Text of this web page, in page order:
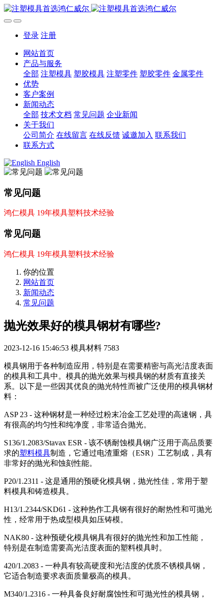
登录 注册
网站首页
产品与服务
全部 注塑模具 塑胶模具 注塑零件 塑胶零件 金属零件
优势
客户案例
新闻动态
全部 技术文档 常见问题 企业新闻
关于我们
公司简介 在线留言 在线反馈 诚邀加入 联系我们
联系方式
English
常见问题
鸿仁模具 19年模具塑料技术经验
常见问题
鸿仁模具 19年模具塑料技术经验
你的位置
网站首页
新闻动态
常见问题
抛光效果好的模具钢材有哪些?
2023-12-16 15:46:53 模具材料 7583
模具钢用于各种制造应用，特别是在需要精密与高光洁度表面
的模具和工具中。模具的抛光效果与模具钢的材质有直接关
系。以下是一些因其优良的抛光特性而被广泛使用的模具钢材
料：
ASP 23 - 这种钢材是一种经过粉末冶金工艺处理的高速钢，具
有很高的均匀性和纯净度，非常适合抛光。
S136/1.2083/Stavax ESR - 该不锈耐蚀模具钢广泛用于高品质要
求的塑料模具制造，它通过电渣重熔（ESR）工艺制成，具有
非常好的抛光和蚀刻性能。
P20/1.2311 - 这是通用的预硬化模具钢，抛光性佳，常用于塑
料模具和铸造模具。
H13/1.2344/SKD61 - 这种热作工具钢有很好的耐热性和可抛光
性，经常用于热成型模具如压铸模。
NAK80 - 这种预硬化模具钢具有很好的抛光性和加工性能，
特别是在制造需要高光洁度表面的塑料模具时。
420/1.2083 - 一种具有较高硬度和光洁度的优质不锈模具钢，
它适合制造要求表面质量极高的模具。
M340/1.2316 - 一种具备良好耐腐蚀性和可抛光性的模具钢，